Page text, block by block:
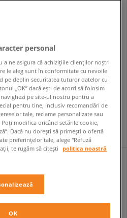
AIR JORDAN 4 RETRO
femei
1 099,99 RON
personal
ne asigura că achizițiile clienților noștri
le aleg sunt în conformitate cu nevoile
pe deplin securitatea tuturor datelor cu
„OK” dacă ești de acord să folosim
pe site-ul nostru pentru a
pentru tine, inclusiv recomandări de
tale, reclame personalizate sau
modifica oricând setările cookie,
Dacă nu dorești să primești o ofertă
preferințelor tale, alege "Refuză
te rugăm să citești
politica noastră
OK